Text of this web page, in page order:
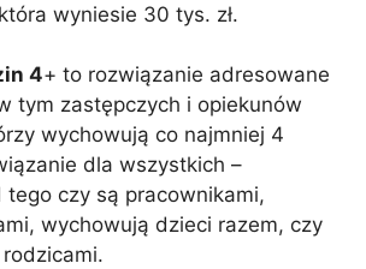
wyniesie 30 tys. zł.
4+ to rozwiązanie adresowane
tym zastępczych i opiekunów
wychowują co najmniej 4
dla wszystkich –
tego czy są pracownikami,
wychowują dzieci razem, czy